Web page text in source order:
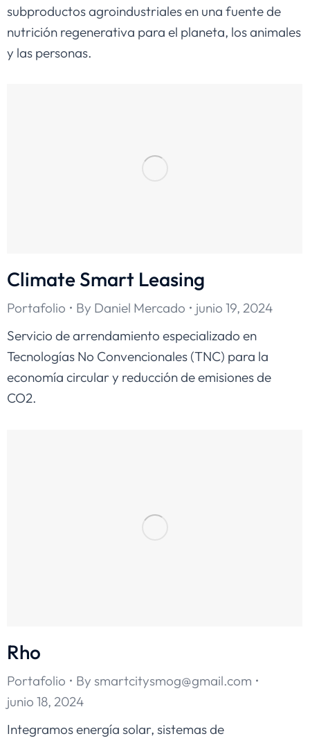
subproductos agroindustriales en una fuente de
nutrición regenerativa para el planeta, los animales
y las personas.
Climate Smart Leasing
Portafolio By Daniel Mercado
junio 19, 2024
Servicio de arrendamiento especializado en
Tecnologías No Convencionales (TNC) para la
economía circular y reducción de emisiones de
CO2.
Rho
Portafolio By smartcitysmog@gmail.com
junio 18, 2024
Integramos energía solar, sistemas de